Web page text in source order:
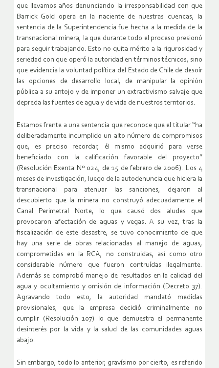
que llevamos años denunciando la irresponsabilidad con que
Barrick Gold opera en la naciente de nuestras cuencas, la
sentencia de la Superintendencia fue hecha a la medida de la
transnacional minera, la que durante todo el proceso presionó
para seguir trabajando. Esto no quita mérito a la rigurosidad y
seriedad con que operó la autoridad en términos técnicos, sino
que evidencia la voluntad política del Estado de Chile de desoír
las opciones de desarrollo local, de manipular la opinión
pública a su antojo y de imponer un extractivismo salvaje que
depreda las fuentes de agua y de vida de nuestros territorios.
Estamos frente a una sentencia que reconoce que el titular “ha
deliberadamente incumplido un alto número de compromisos
que, es preciso recordar, él mismo adquirió para verse
beneficiado con la calificación favorable del proyecto”
(Resolución Exenta Nº 024, de 15 de febrero de 2006). Los 4
meses de investigación, luego de la autodenuncia que hiciera la
transnacional para atenuar las sanciones, dejaron al
descubierto que la minera no construyó adecuadamente el
Canal Perimetral Norte, lo que causó dos aludes que
provocaron afectación de aguas y vegas. A su vez, tras la
fiscalización de este desastre, se tuvo conocimiento de que
hay una serie de obras relacionadas al manejo de aguas,
comprometidas en la RCA, no construidas, así como otro
considerable número que fueron contruídas ilegalmente.
Además se comprobó manejo de resultados en la calidad del
agua y ocultamiento y omisión de información (Decreto 37).
Agravando todo esto, la autoridad mandató medidas
provisionales, que la empresa decidió criminalmente no
cumplir (Resolución 107) lo que demuestra el permanente
desinterés por la vida y la salud de las comunidades aguas
abajo.
Sin embargo, todo lo anterior, gravísimo por cierto, es referido